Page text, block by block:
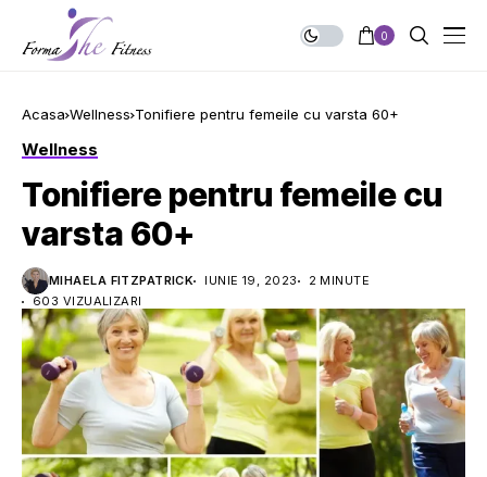
0
Acasa Wellness Tonifiere pentru femeile cu varsta 60+
Wellness
Tonifiere pentru femeile cu
varsta 60+
MIHAELA FITZPATRICK IUNIE 19, 2023
2 MINUTE
603 VIZUALIZARI